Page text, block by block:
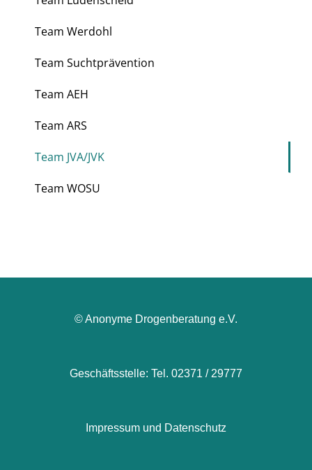
Team Werdohl
Team Suchtprävention
Team AEH
Team ARS
Team JVA/JVK
Team WOSU
© Anonyme Drogenberatung e.V.
Geschäftsstelle: Tel. 02371 / 29777
Impressum und Datenschutz